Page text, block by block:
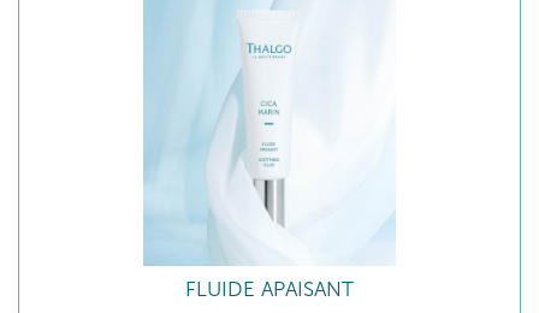
FLUIDE APAISANT